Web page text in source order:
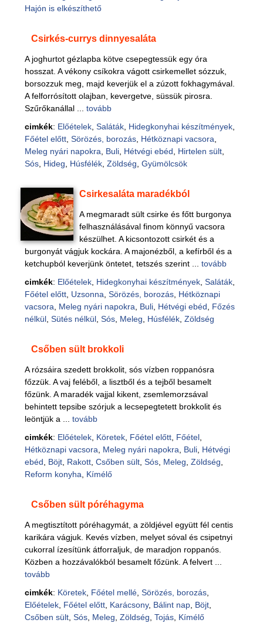
Hajón is elkészíthető
Csirkés-currys dinnyesaláta
A joghurtot gézlapba kötve csepegtessük egy óra
hosszat. A vékony csíkokra vágott csirkemellet sózzuk,
borsozzuk meg, majd keverjük el a zúzott fokhagymával.
A felforrósított olajban, kevergetve, süssük pirosra.
Szűrőkanállal ... tovább
cimkék: Előételek, Saláták, Hidegkonyhai készítmények,
Főétel előtt, Sörözés, borozás, Hétköznapi vacsora
Meleg nyári napokra
Buli, Hétvégi ebéd Hirtelen sült,
Sós, Hideg Húsfélék, Zöldség Gyümölcsök
Csirkesaláta maradékból
A megmaradt sült csirke és főtt burgonya
felhasználásával finom könnyű vacsora
készülhet. A kicsontozott csirkét és a
burgonyát vágjuk kockára. A majonézből, a kefírből és a
ketchupból keverjünk öntetet, tetszés szerint ... tovább
cimkék: Előételek, Hidegkonyhai készítmények, Saláták,
Főétel előtt, Uzsonna Sörözés, borozás, Hétköznapi
vacsora
Meleg nyári napokra Buli, Hétvégi ebéd
Főzés
nélkül, Sütés nélkül, Sós, Meleg Húsfélék, Zöldség
Csőben sült brokkoli
A rózsáira szedett brokkolit, sós vízben roppanósra
főzzük. A vaj feléből, a lisztből és a tejből besamelt
főzünk. A maradék vajjal kikent, zsemlemorzsával
behintett tepsibe szórjuk a lecsepegtetett brokkolit és
leöntjük a ... tovább
cimkék: Előételek, Köretek, Főétel előtt, Főétel,
Hétköznapi vacsora
Meleg nyári napokra Buli, Hétvégi
ebéd
Böjt, Rakott, Csőben sült, Sós, Meleg Zöldség
Reform konyha
Kímélő
Csőben sült póréhagyma
A megtisztított póréhagymát, a zöldjével együtt fél centis
karikára vágjuk. Kevés vízben, melyet sóval és csipetnyi
cukorral ízesítünk átforraljuk, de maradjon roppanós.
Közben a hozzávalókból besamelt főzünk. A felvert ...
tovább
cimkék: Köretek, Főétel mellé, Sörözés, borozás,
Előételek, Főétel előtt, Karácsony, Bálint nap, Böjt,
Csőben sült, Sós, Meleg Zöldség Tojás, Kímélő